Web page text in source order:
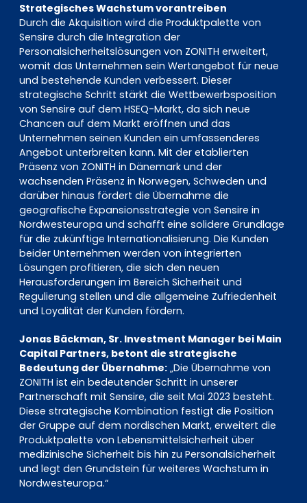
Strategisches Wachstum vorantreiben
Durch die Akquisition wird die Produktpalette von
Sensire durch die Integration der
Personalsicherheitslösungen von ZONITH erweitert,
womit das Unternehmen sein Wertangebot für neue
und bestehende Kunden verbessert. Dieser
strategische Schritt stärkt die Wettbewerbsposition
von Sensire auf dem HSEQ-Markt, da sich neue
Chancen auf dem Markt eröffnen und das
Unternehmen seinen Kunden ein umfassenderes
Angebot unterbreiten kann. Mit der etablierten
Präsenz von ZONITH in Dänemark und der
wachsenden Präsenz in Norwegen, Schweden und
darüber hinaus fördert die Übernahme die
geografische Expansionsstrategie von Sensire in
Nordwesteuropa und schafft eine solidere Grundlage
für die zukünftige Internationalisierung. Die Kunden
beider Unternehmen werden von integrierten
Lösungen profitieren, die sich den neuen
Herausforderungen im Bereich Sicherheit und
Regulierung stellen und die allgemeine Zufriedenheit
und Loyalität der Kunden fördern.
Jonas Bäckman, Sr. Investment Manager bei Main
Capital Partners, betont die strategische
Bedeutung der Übernahme: „Die Übernahme von
ZONITH ist ein bedeutender Schritt in unserer
Partnerschaft mit Sensire, die seit Mai 2023 besteht.
Diese strategische Kombination festigt die Position
der Gruppe auf dem nordischen Markt, erweitert die
Produktpalette von Lebensmittelsicherheit über
medizinische Sicherheit bis hin zu Personalsicherheit
und legt den Grundstein für weiteres Wachstum in
Nordwesteuropa.“